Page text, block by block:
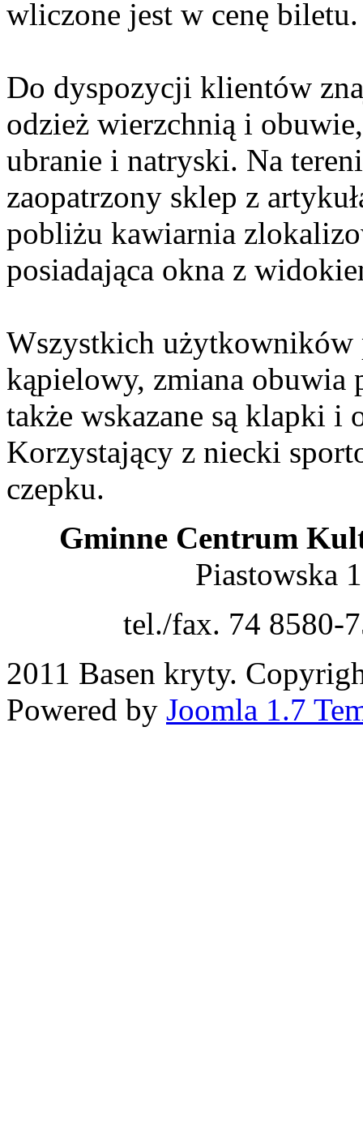
wliczone jest w cenę biletu.
Do dyspozycji klientów
odzież wierzchnią i
ubranie i natryski. Na
zaopatrzony sklep z
pobliżu kawiarnia
posiadająca okna z
Wszystkich użytkowników
kąpielowy, zmiana obuwia
także wskazane są klapki i
Korzystający z niecki
czepku.
Gminne Centrum
Piastowska
tel./fax. 74 8580-
2011 Basen kryty.
Powered by Joomla 1.7